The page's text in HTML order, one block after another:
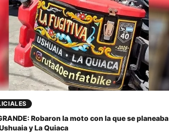
Robaron la moto con la que se planeaba
y La Quiaca